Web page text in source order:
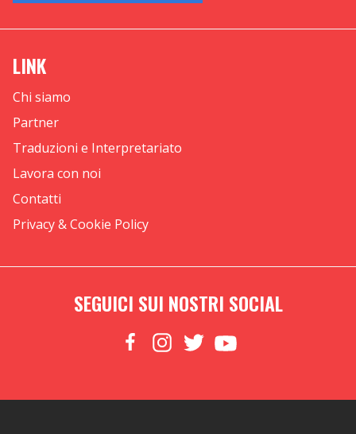
LINK
Chi siamo
Partner
Traduzioni e Interpretariato
Lavora con noi
Contatti
Privacy & Cookie Policy
SEGUICI SUI NOSTRI SOCIAL